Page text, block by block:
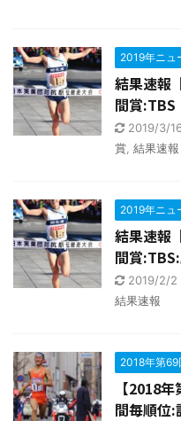
2019年ニュ
結果速報
間賞:TBS
2019/3/
賞 結果速報
2019年ニュ
結果速報
間賞
2019/2/2
結果速報
2018年第
【2018
間毎順位: